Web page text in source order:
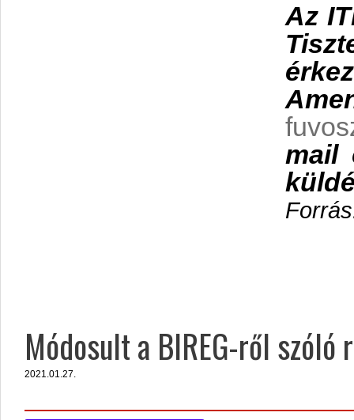
Az
mail
Módosult a BIREG-ről szóló
2021.01.27.